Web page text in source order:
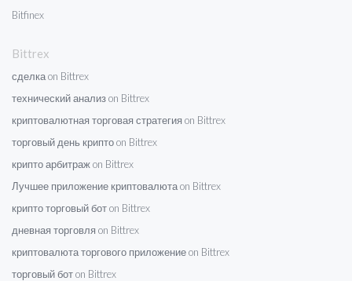
Bitfinex
Bittrex
сделка on Bittrex
технический анализ on Bittrex
криптовалютная торговая стратегия on Bittrex
торговый день крипто on Bittrex
крипто арбитраж on Bittrex
Лучшее приложение криптовалюта on Bittrex
крипто торговый бот on Bittrex
дневная торговля on Bittrex
криптовалюта торгового приложение on Bittrex
торговый бот on Bittrex